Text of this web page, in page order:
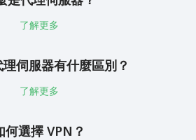
了解更多
伺服器有什麼區別？
了解更多
何選擇 VPN？